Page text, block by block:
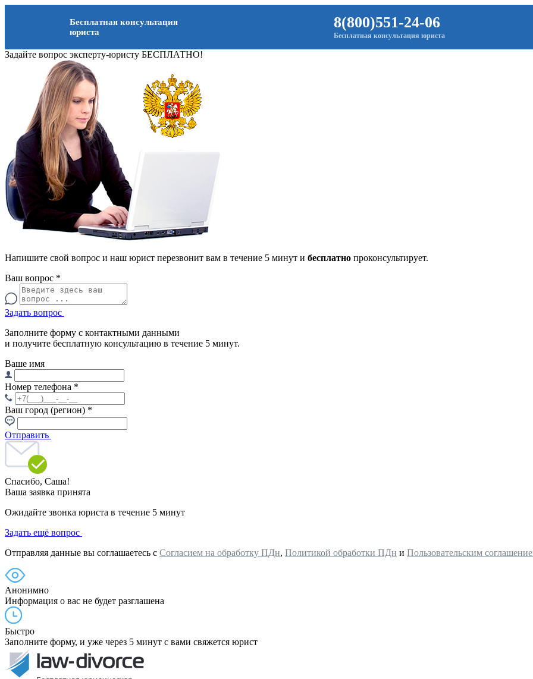
Бесплатная консультация
юриста
8(800)551-24-06
Бесплатная консультация юриста
Задайте вопрос эксперту-юристу БЕСПЛАТНО!
Напишите свой вопрос и наш юрист перезвонит вам в течение 5 минут и бесплатно проконсультирует.
Ваш вопрос *
Задать вопрос
Заполните форму с контактными данными
и получите бесплатную консультацию в течение 5 минут.
Ваше имя
Номер телефона *
Ваш город (регион) *
Отправить
Спасибо, Саша!
Ваша заявка принята
Ожидайте звонка юриста в течение 5 минут
Задать ещё вопрос
Отправляя данные вы соглашаетесь с Согласием на обработку ПДн, Политикой обработки ПДн и Пользовательским
Анонимно
Информация о вас не будет разглашена
Быстро
Заполните форму, и уже через 5 минут с вами свяжется юрист